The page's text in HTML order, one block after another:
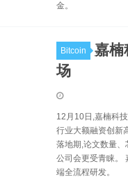
金。
Bitcoin
嘉楠
场
12月10日,嘉楠科
行业大额融资创新
落地期,论文数量
公司会更受青睐。
端全流程研发。